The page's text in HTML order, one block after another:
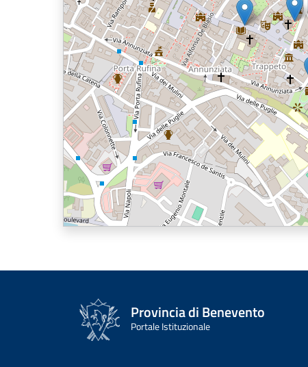
Provincia di Benevento
Portale Istituzionale